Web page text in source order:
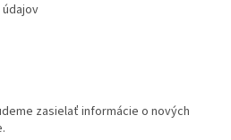
zasielať informácie o nových